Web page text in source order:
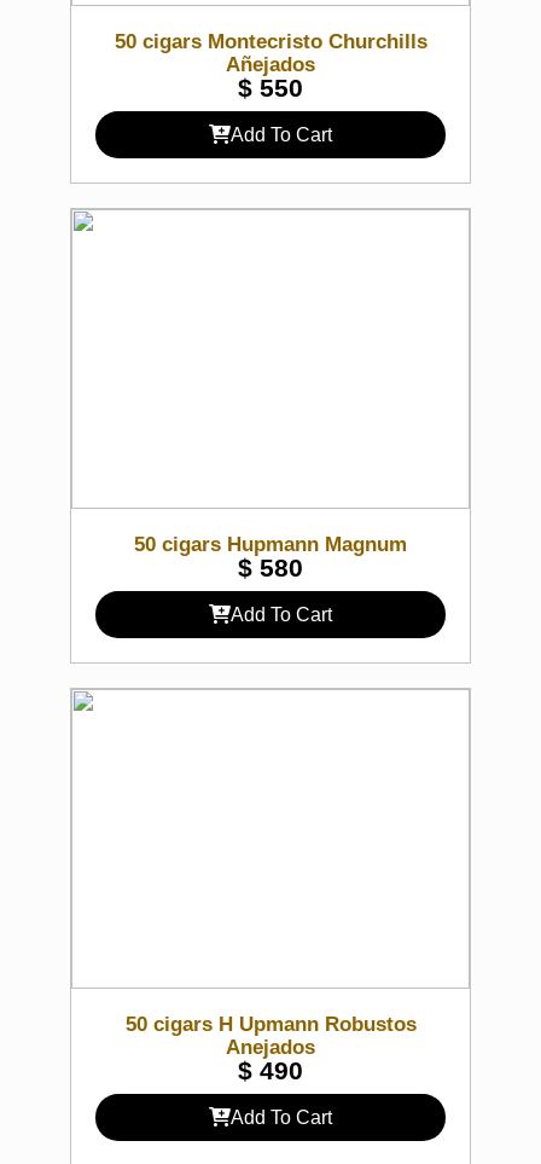
50 cigars Montecristo Churchills
Añejados
$ 550
Add To Cart
50 cigars Hupmann Magnum
$ 580
Add To Cart
50 cigars H Upmann Robustos
Anejados
$ 490
Add To Cart